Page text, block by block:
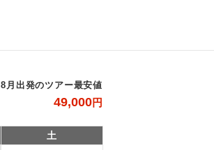
8 月出発のツアー最安値
49,000円
土